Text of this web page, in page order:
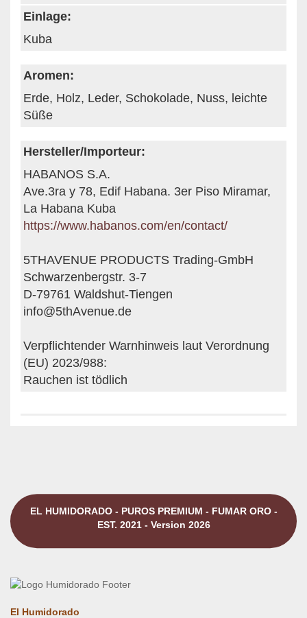
Einlage:
Kuba
Aromen:
Erde, Holz, Leder, Schokolade, Nuss, leichte
Süße
Hersteller/Importeur:
HABANOS S.A.
Ave.3ra y 78, Edif Habana. 3er Piso Miramar,
La Habana Kuba
https://www.habanos.com/en/contact/
5THAVENUE PRODUCTS Trading-GmbH
Schwarzenbergstr. 3-7
D-79761 Waldshut-Tiengen
info@5thAvenue.de
Verpflichtender Warnhinweis laut Verordnung
(EU) 2023/988:
Rauchen ist tödlich
EL HUMIDORADO - PUROS PREMIUM - FUMAR ORO -
EST. 2021 - Version 2026
El Humidorado